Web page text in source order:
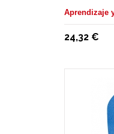
24,32 €